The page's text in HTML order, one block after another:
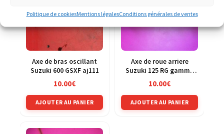
Politique de cookiesMentions légalesConditions générales de ventes
Axe de bras oscillant
Suzuki 600 GSXF aj111
10.00€
AJOUTER AU PANIER
Axe de roue arriere
Suzuki 125 RG gamma
nf12b
10.00€
AJOUTER AU PANIER